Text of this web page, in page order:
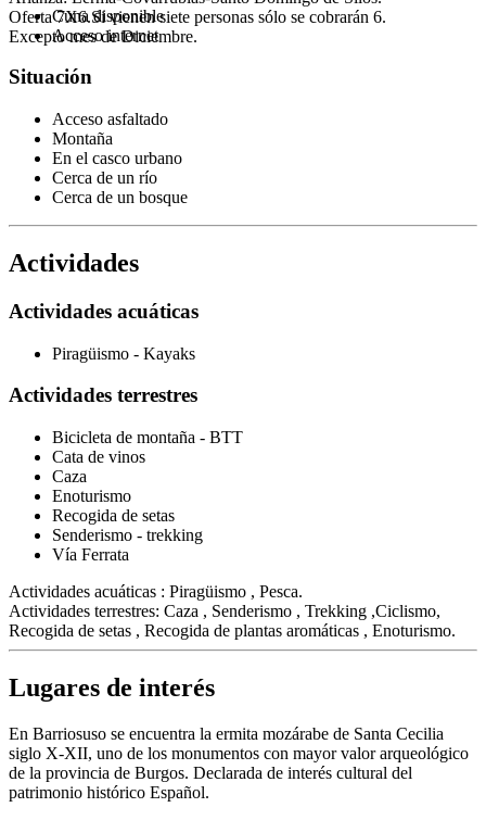
Oferta 7X6.Si vienen siete personas sólo se cobrarán 6.
Excepto mes de Diciembre.
Cuna disponible
Acceso internet
Situación
Acceso asfaltado
Montaña
En el casco urbano
Cerca de un río
Cerca de un bosque
Actividades
Actividades acuáticas
Piragüismo - Kayaks
Actividades terrestres
Bicicleta de montaña - BTT
Cata de vinos
Caza
Enoturismo
Recogida de setas
Senderismo - trekking
Vía Ferrata
Actividades acuáticas : Piragüismo , Pesca.
Actividades terrestres: Caza , Senderismo , Trekking ,Ciclismo,
Recogida de setas , Recogida de plantas aromáticas , Enoturismo.
Lugares de interés
En Barriosuso se encuentra la ermita mozárabe de Santa Cecilia
siglo X-XII, uno de los monumentos con mayor valor arqueológico
de la provincia de Burgos. Declarada de interés cultural del
patrimonio histórico Español.